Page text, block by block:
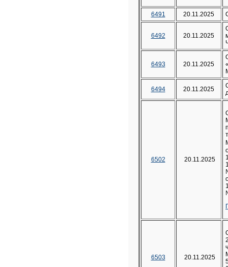
6491 20.11.2025
6492 20.11.2025
6493 20.11.2025
6494 20.11.2025
6502 20.11.2025
6503 20.11.2025